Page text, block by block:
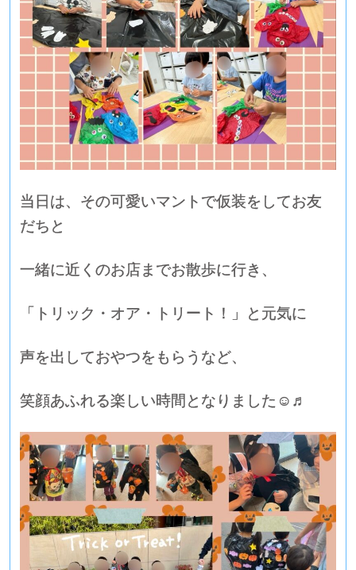
当日は、その可愛いマントで仮装をしてお友
だちと
一緒に近くのお店までお散歩に行き、
「トリック・オア・トリート！」と元気に
声を出しておやつをもらうなど、
笑顔あふれる楽しい時間となりました☺️♬